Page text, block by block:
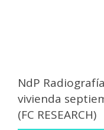
NdP
vivienda
(FC RESEARCH)